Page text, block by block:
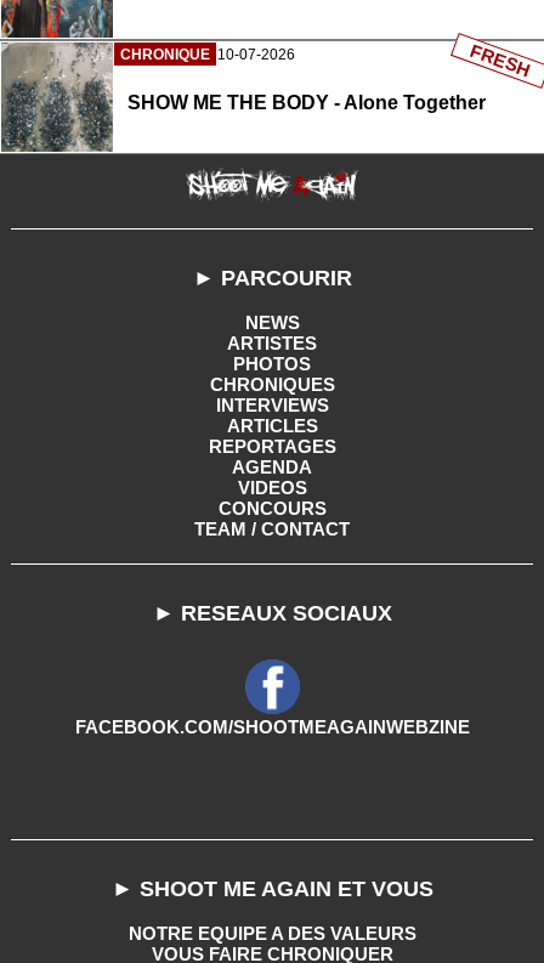
CHRONIQUE 10-07-2026
SHOW ME THE BODY - Alone Together
FRESH
► PARCOURIR
NEWS
ARTISTES
PHOTOS
CHRONIQUES
INTERVIEWS
ARTICLES
REPORTAGES
AGENDA
VIDEOS
CONCOURS
TEAM / CONTACT
► RESEAUX SOCIAUX
FACEBOOK.COM/SHOOTMEAGAINWEBZINE
► SHOOT ME AGAIN ET VOUS
NOTRE EQUIPE A DES VALEURS
VOUS FAIRE CHRONIQUER